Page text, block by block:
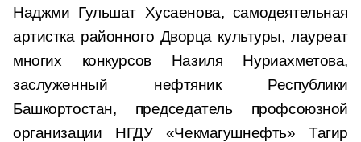
Наджми Гульшат Хусаенова, самодеятельная
артистка районного Дворца культуры, лауреат
многих конкурсов Назиля Нуриахметова,
заслуженный нефтяник Республики
Башкортостан, председатель профсоюзной
организации НГДУ «Чекмагушнефть» Тагир